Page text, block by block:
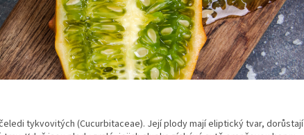
tykvovitých (Cucurbitaceae). Její plody mají eliptický tvar, dorůstají